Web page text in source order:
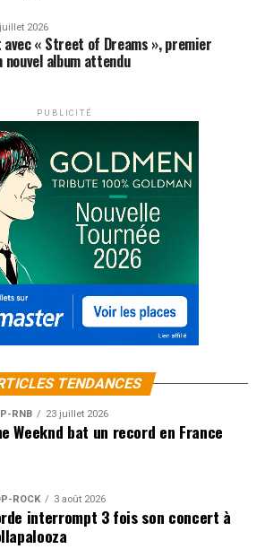
2026
« Street of Dreams », premier
nouvel album attendu
PUBLICITÉ
TENDANCES
RNB 23 juillet 2026
Weeknd bat un record en France
ROCK 3 août 2026
interrompt 3 fois son concert à